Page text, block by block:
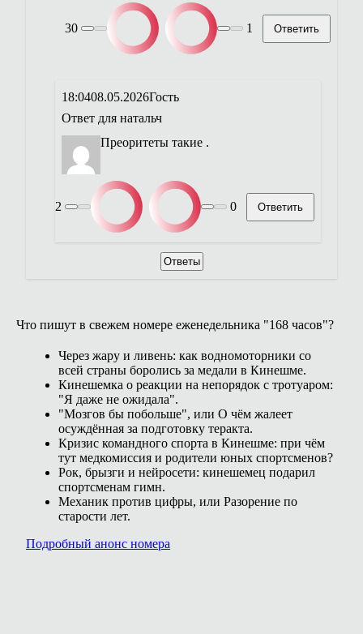
30 1 Ответить
18:0408.05.2026Гость
Ответ для натальч
Преоритеты такие .
2 0 Ответить
Ответы
Что пишут в свежем номере еженедельника "168 часов"?
Через жару и ливень: как водномоторники со
всей страны боролись за медали в Кинешме.
Кинешемка о реакции на непорядок с тротуаром:
"Я даже не ожидала".
"Мозгов бы побольше", или О чём жалеет
осуждённая за подготовку теракта.
Кризис командного спорта в Кинешме: при чём
тут медкомиссия и родители юных спортсменов?
Рок, брызги и нейросети: кинешемец подарил
спортсменам гимн.
Механик против цифры, или Разорение по
старости лет.
Подробный анонс номера